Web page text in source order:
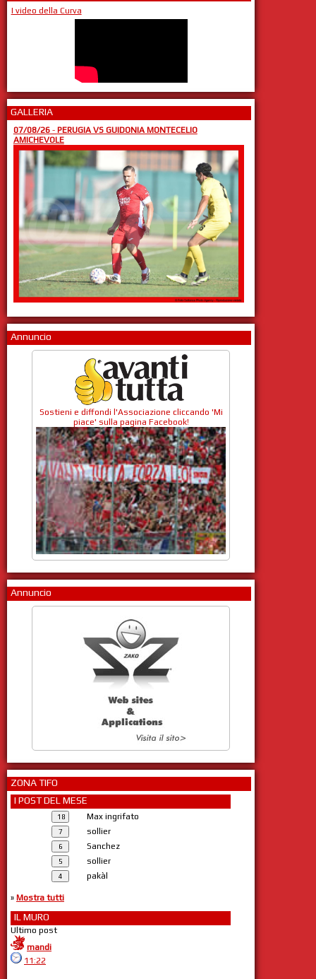
I video della Curva
GALLERIA
07/08/26- PERUGIA VS GUIDONIA MONTECELIO
AMICHEVOLE
Annuncio
Sostieni e diffondi l'Associazione cliccando 'Mi
piace' sulla pagina Facebook!
Annuncio
ZONA TIFO
I POST DEL MESE
Max ingrifato
sollier
Sanchez
sollier
pakàl
» Mostra tutti
IL MURO
Ultimo post
mandi
11:22